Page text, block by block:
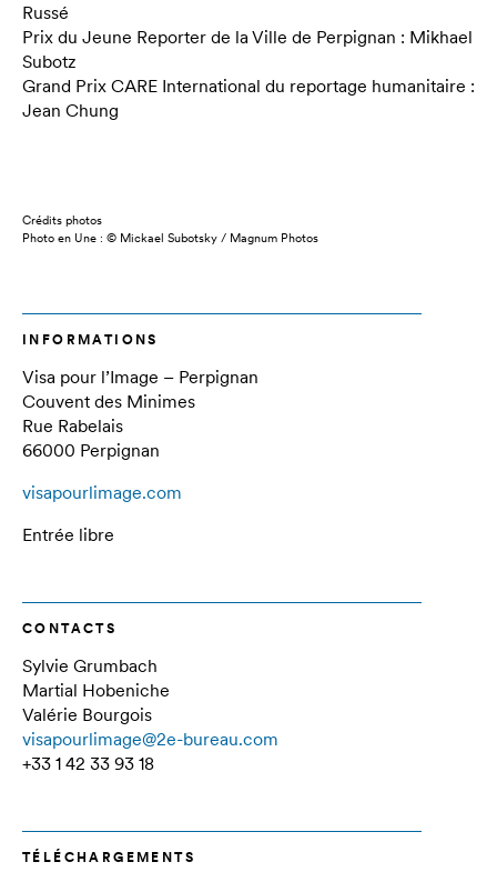
Russé
Prix du Jeune Reporter de la Ville de Perpignan : Mikhael
Subotz
Grand Prix CARE International du reportage humanitaire :
Jean Chung
Crédits photos
Photo en Une : © Mickael Subotsky / Magnum Photos
INFORMATIONS
Visa pour l’Image – Perpignan
Couvent des Minimes
Rue Rabelais
66000 Perpignan
visapourlimage.com
Entrée libre
CONTACTS
Sylvie Grumbach
Martial Hobeniche
Valérie Bourgois
visapourlimage@2e-bureau.com
+33 1 42 33 93 18
TÉLÉCHARGEMENTS